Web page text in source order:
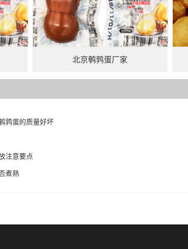
北京鹌鹑蛋厂家
鹑蛋的质量好坏
注意要点
煮熟